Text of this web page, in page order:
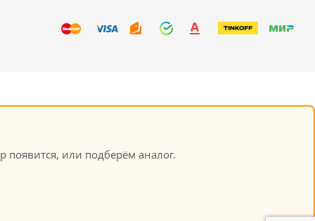
или подберём аналог.